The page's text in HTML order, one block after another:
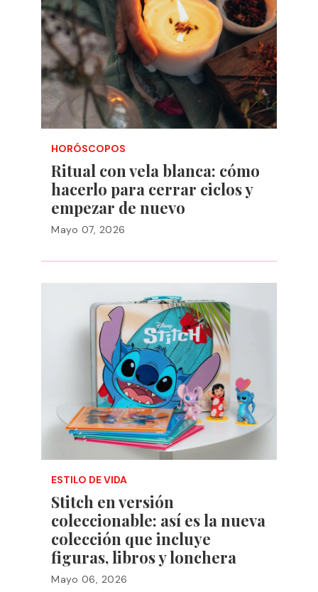
HORÓSCOPOS
Ritual con vela blanca: cómo
hacerlo para cerrar ciclos y
empezar de nuevo
Mayo 07, 2026
ESTILO DE VIDA
Stitch en versión
coleccionable: así es la nueva
colección que incluye
figuras, libros y lonchera
Mayo 06, 2026